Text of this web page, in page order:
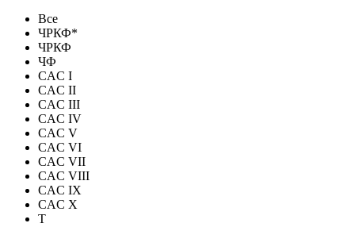
Все
ЧРКФ*
ЧРКФ
ЧФ
CAC I
CAC II
CAC III
CAC IV
CAC V
CAC VI
CAC VII
CAC VIII
CAC IX
CAC X
T